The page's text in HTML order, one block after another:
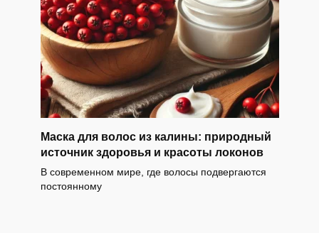
Маска для волос из калины: природный
источник здоровья и красоты локонов
В современном мире, где волосы подвергаются
постоянному